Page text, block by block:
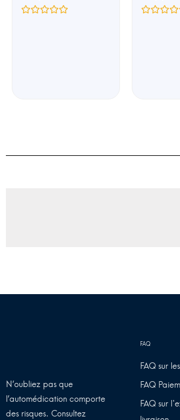
N’oubliez pas que
l’automédication comporte
des risques. Consultez
FAQ sur
FAQ
FAQ sur